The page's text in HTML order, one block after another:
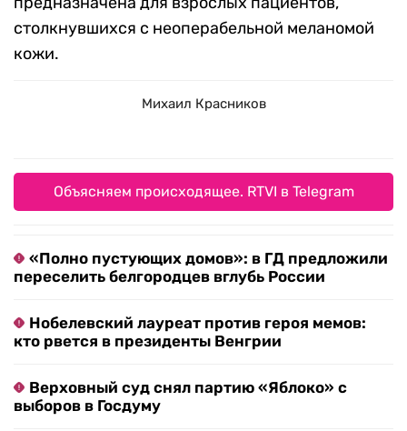
столкнувшихся с неоперабельной меланомой
кожи.
Михаил Красников
Объясняем происходящее. RTVI в Telegram
«Полно пустующих домов»: в ГД предложили
переселить белгородцев вглубь России
Нобелевский лауреат против героя мемов:
кто рвется в президенты Венгрии
Верховный суд снял партию «Яблоко» с
выборов в Госдуму